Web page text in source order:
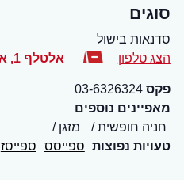
סוגים
סדנאות בישול
הצג טלפון
אלטלף 1, א.ת יהוד (מאחורי תחנת הדלק דור)
פקס 03-6326324
מאפיינים נוספים
חניה חופשית
מזגן
טעויות נפוצות ספייסס ספייסז